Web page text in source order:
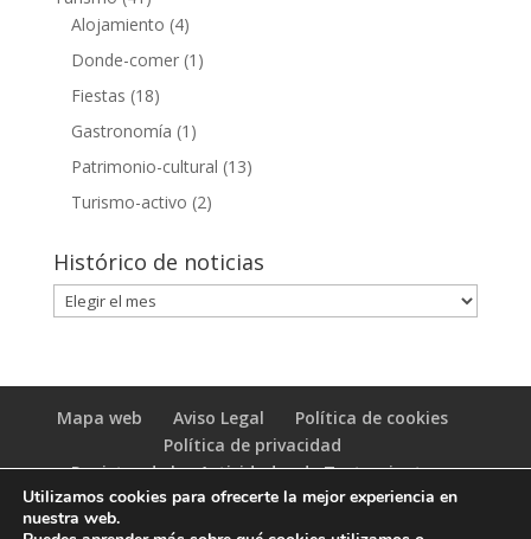
Alojamiento (4)
Donde-comer(1)
Fiestas (18)
Gastronomía (1)
Patrimonio-cultural (13)
Turismo-activo (2)
Histórico de noticias
Histórico
de
Mapa web Aviso Legal
Política de cookies
Política de privacidad
Registro de las Actividades de Tratamiento
(RAT)
Utilizamos cookies para ofrecerte la mejor experiencia en
nuestra web.